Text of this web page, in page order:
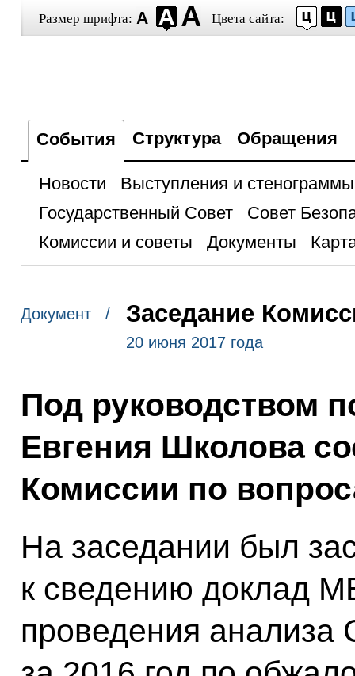
Размер шрифта: Цвета сайта:
События Структура Обращения
Новости
Выступления и стенограммы
Государственный Совет
Совет
Комиссии и советы
Документы
Документ / Заседание
20 июня 2017 года
Под руководством
Евгения Школова
Комиссии по
На заседании был
к сведению доклад
проведения анализа